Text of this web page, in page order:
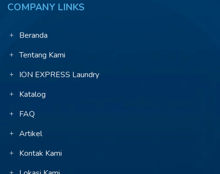
COMPANY LINKS
Beranda
Tentang Kami
ION EXPRESS Laundry
Katalog
FAQ
Artikel
Kontak Kami